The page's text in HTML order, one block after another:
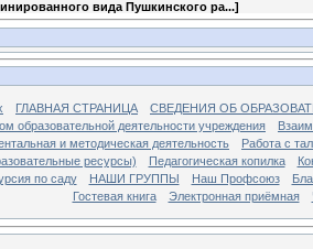
вида Пушкинского ра...]
ГЛАВНАЯ СТРАНИЦА
СВЕДЕНИЯ ОБ
образовательной деятельности учреждения
и методическая деятельность
Работа с
ресурсы)
Педагогическая копилка
по саду НАШИ ГРУППЫ Наш Профсоюз
Гостевая книга
Электронная приёмная